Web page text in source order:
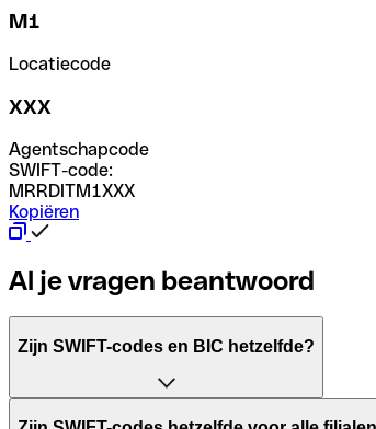
M1
Locatiecode
XXX
Agentschapcode
SWIFT-code:
MRRDITM1XXX
Kopiëren
Al je vragen beantwoord
Zijn SWIFT-codes en BIC hetzelfde?